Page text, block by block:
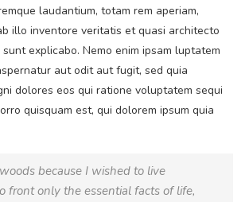
laudantium, totam rem aperiam,
illo inventore veritatis et quasi architecto
explicabo. Nemo enim ipsam luptatem
aut odit aut fugit, sed quia
dolores eos qui ratione voluptatem sequi
quisquam est, qui dolorem ipsum quia
because I wished to live
front only the essential facts of life,